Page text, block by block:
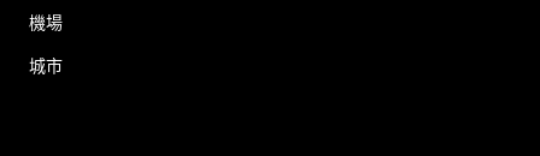
機場
城市